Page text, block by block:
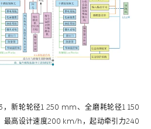
新轮轮径1 250 mm、全磨耗轮径1 150
高设计速度200 km/h，起动牵引力240